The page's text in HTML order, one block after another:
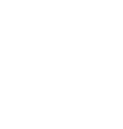
στις
μας;
μας.